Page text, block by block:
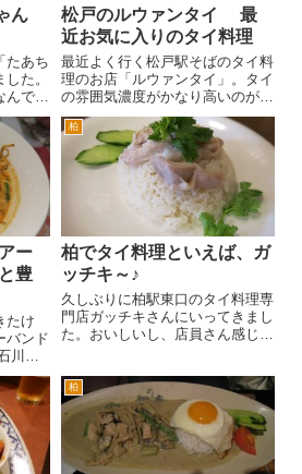
ん
たあち
た。
です
しか止
夫でし
ぐ脇
だきま
い
松戸のルウァンタイ 最
近お気に入りのタイ料理
最近よく行く松戸駅そばのタイ料
理のお店「ルウァンタイ」。タイ
の雰囲気濃度がかなり高いのが、
お気に入り。タイ人の店員さんも
とても感じよいし。松戸駅東口か
ら５分位歩きます。戸定歴史公園
のそばです。 タイ料理店にき
たら、現地のビールシンハーを
ー
豊
たけ
バンド
川島
そのた
レーン
す。
ンゴ
ル
柏
柏でタイ料理といえば、ガ
ッチキ～♪
久しぶりに柏駅東口のタイ料理専
門店ガッチキさんにいってきまし
た。おいしいし、店員さん感じよ
道を入っていって、左側にありま
す。 ランチメニューは、こち
らです。チキンライスやカレー
な...
柏